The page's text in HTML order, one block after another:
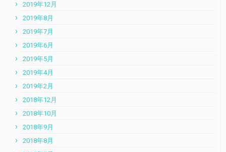
2019年12月
2019年8月
2019年7月
2019年6月
2019年5月
2019年4月
2019年2月
2018年12月
2018年10月
2018年9月
2018年8月